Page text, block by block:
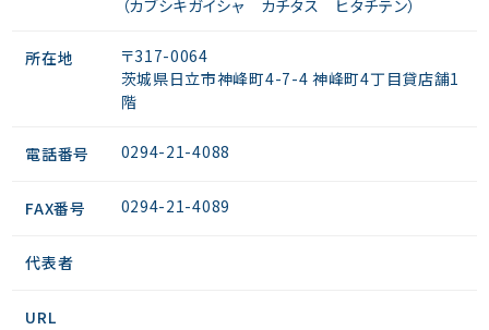
（カブシキガイシャ カチタス ヒタチテン）
所在地
〒317-0064
茨城県日立市神峰町4-7-4 神峰町4丁目貸店舗1
階
電話番号 0294-21-4088
FAX番号 0294-21-4089
代表者
URL